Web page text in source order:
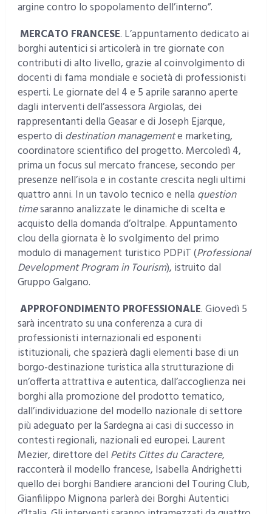
argine contro lo spopolamento dell’interno”.
MERCATO FRANCESE. L’appuntamento dedicato ai
borghi autentici si articolerà in tre giornate con
contributi di alto livello, grazie al coinvolgimento di
docenti di fama mondiale e società di professionisti
esperti. Le giornate del 4 e 5 aprile saranno aperte
dagli interventi dell’assessora Argiolas, dei
rappresentanti della Geasar e di Joseph Ejarque,
esperto di destination managemente marketing,
coordinatore scientifico del progetto. Mercoledì 4,
prima un focus sul mercato francese, secondo per
presenze nell’isola e in costante crescita negli ultimi
quattro anni. In un tavolo tecnico e nella question
timesaranno analizzate le dinamiche di scelta e
acquisto della domanda d’oltralpe. Appuntamento
clou della giornata è lo svolgimento del primo
modulo di management turistico PDPiT(Professional
Development Program in Tourism), istruito dal
Gruppo Galgano.
APPROFONDIMENTO PROFESSIONALE. Giovedì 5
sarà incentrato su una conferenza a cura di
professionisti internazionali ed esponenti
istituzionali, che spazierà dagli elementi base di un
borgo-destinazione turistica alla strutturazione di
un’offerta attrattiva e autentica, dall’accoglienza nei
borghi alla promozione del prodotto tematico,
dall’individuazione del modello nazionale di settore
più adeguato per la Sardegna ai casi di successo in
contesti regionali, nazionali ed europei. Laurent
Mezier, direttore del Petits Cittes du Caractere,
racconterà il modello francese, Isabella Andrighetti
quello dei borghi Bandiere arancioni del Touring Club,
Gianfilippo Mignona parlerà dei Borghi Autentici